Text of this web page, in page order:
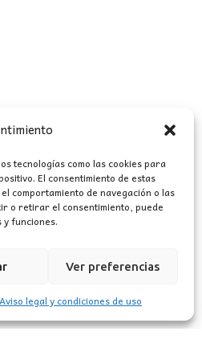
tecnologías como las cookies para
El consentimiento de estas
comportamiento de navegación o las
o retirar el consentimiento, puede
funciones.
Ver preferencias
legal y condiciones de uso